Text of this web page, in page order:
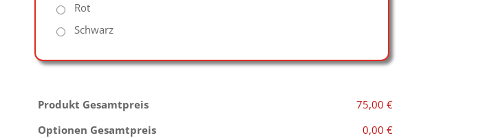
Rot
Schwarz
Produkt Gesamtpreis
75,00 €
Optionen Gesamtpreis
0,00 €